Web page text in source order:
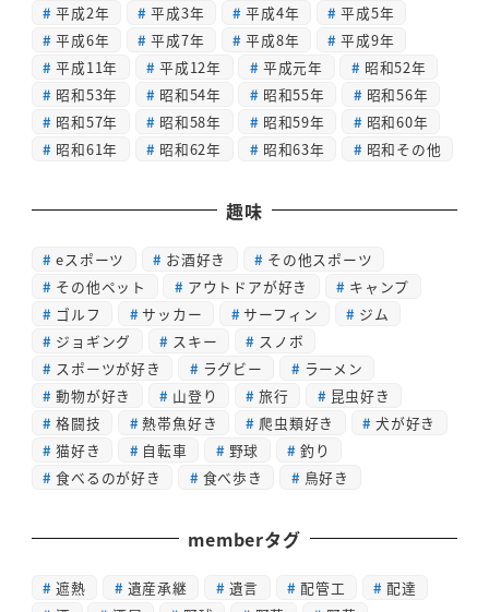
平成2年 平成3年 平成4年
平成5年
平成6年
平成7年 平成8年
平成9年
平成11年
平成12年 平成元年
昭和52年
昭和53年
昭和54年 昭和55年
昭和56年
昭和57年
昭和58年 昭和59年
昭和60年
昭和61年
昭和62年 昭和63年 昭和その他
趣味
eスポーツ お酒好き
その他スポーツ
その他ペット
アウトドアが好き
キャンプ
ゴルフ
サッカー サーフィン
ジム
ジョギング
スキー
スノボ
スポーツが好き
ラグビー
ラーメン
動物が好き
山登り 旅行
昆虫好き
格闘技
熱帯魚好き 爬虫類好き
犬が好き
猫好き
自転車 野球
釣り
食べるのが好き
食べ歩き 鳥好き
memberタグ
遮熱 遺産承継 遺言 配管工
配達